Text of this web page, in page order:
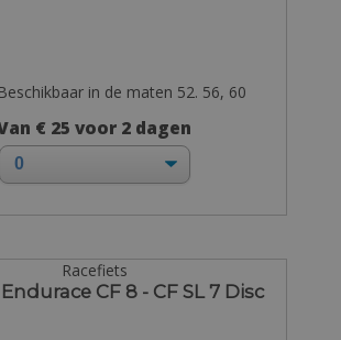
in de maten 52. 56, 60
€ 25 voor 2 dagen
Racefiets
CF 8 - CF SL 7 Disc